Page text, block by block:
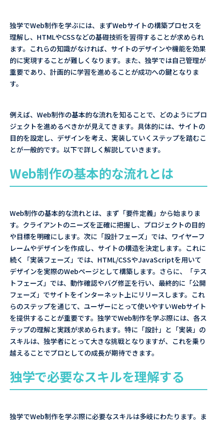
独学でWeb制作を学ぶには、まずWebサイトの構築プロセスを
理解し、HTMLやCSSなどの基礎技術を習得することが求められ
ます。これらの知識がなければ、サイトのデザインや機能を効果
的に実現することが難しくなります。また、独学では自己管理が
重要であり、計画的に学習を進めることが成功への鍵となりま
す。
例えば、Web制作の基本的な流れを知ることで、どのようにプロ
ジェクトを進めるべきかが見えてきます。具体的には、サイトの
目的を設定し、デザインを考え、実装していくステップを踏むこ
とが一般的です。以下で詳しく解説していきます。
Web制作の基本的な流れとは
Web制作の基本的な流れとは、まず「要件定義」から始まりま
す。クライアントのニーズを正確に把握し、プロジェクトの目的
や目標を明確にします。次に「設計フェーズ」では、ワイヤーフ
レームやデザインを作成し、サイトの構造を決定します。これに
続く「実装フェーズ」では、HTML/CSSやJavaScriptを用いて
デザインを実際のWebページとして構築します。さらに、「テス
トフェーズ」では、動作確認やバグ修正を行い、最終的に「公開
フェーズ」でサイトをインターネット上にリリースします。これ
らのステップを通じて、ユーザーにとって使いやすいWebサイト
を提供することが重要です。独学でWeb制作を学ぶ際には、各ス
テップの理解と実践が求められます。特に「設計」と「実装」の
スキルは、独学者にとって大きな挑戦となりますが、これを乗り
越えることでプロとしての成長が期待できます。
独学で必要なスキルを理解する
独学でWeb制作を学ぶ際に必要なスキルは多岐にわたります。ま